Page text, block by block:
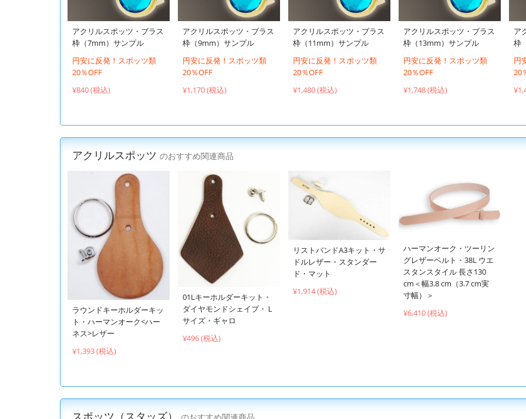
アクリルスポッツ・ブラス
枠（7mm）サンプル
円安に反発！スポッツ類
20％OFF
¥840 (税込)
アクリルスポッツ・ブラス
枠（9mm）サンプル
円安に反発！スポッツ類
20％OFF
¥1,170 (税込)
アクリルスポッツ・ブラス
枠（11mm）サンプル
円安に反発！スポッツ類
20％OFF
¥1,480 (税込)
アクリルスポッツ・ブラス
枠（13mm）サンプル
円安に反発！スポッツ類
20％OFF
¥1,748 (税込)
ア
枠
円
20
アクリルスポッツ のおすすめ関連商品
ラウンドキーホルダーキッ
ト・ハーマンオーク<ハー
ネス>レザー
¥1,393 (税込)
01Lキーホルダーキット・
ダイヤモンドシェイプ・Ｌ
サイズ・ギャロ
¥496 (税込)
リストバンドA3キット・サ
ドルレザー・スタンダー
ド・マット
¥1,914 (税込)
ハーマンオーク・ツーリン
グレザーベルト・38L ウエ
スタンスタイル 長さ130
cm＜幅3.8 cm（3.7 cm実
寸幅）＞
¥6,410 (税込)
スポッツ（スタッズ）